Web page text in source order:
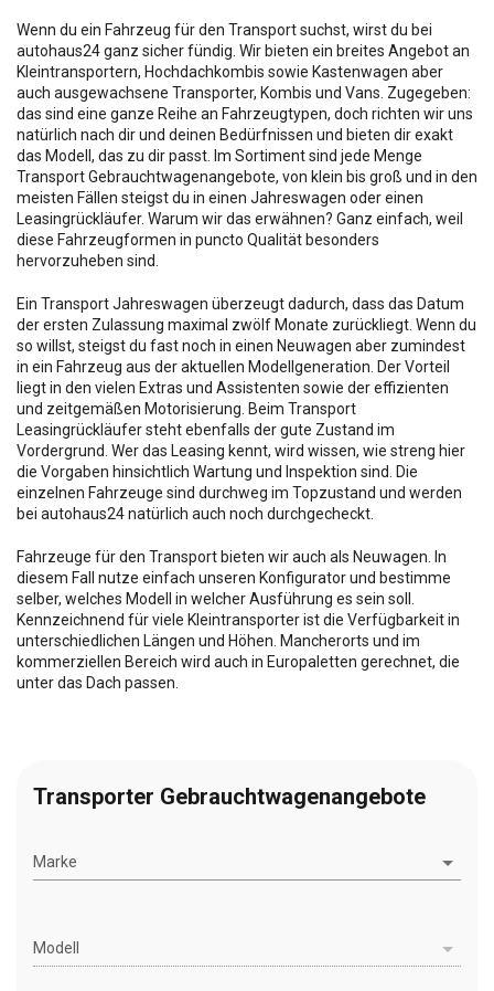
Wenn du ein Fahrzeug für den Transport suchst, wirst du bei
autohaus24 ganz sicher fündig. Wir bieten ein breites Angebot an
Kleintransportern, Hochdachkombis sowie Kastenwagen aber
auch ausgewachsene Transporter, Kombis und Vans. Zugegeben:
das sind eine ganze Reihe an Fahrzeugtypen, doch richten wir uns
natürlich nach dir und deinen Bedürfnissen und bieten dir exakt
das Modell, das zu dir passt. Im Sortiment sind jede Menge
Transport Gebrauchtwagenangebote, von klein bis groß und in den
meisten Fällen steigst du in einen Jahreswagen oder einen
Leasingrückläufer. Warum wir das erwähnen? Ganz einfach, weil
diese Fahrzeugformen in puncto Qualität besonders
hervorzuheben sind.
Ein Transport Jahreswagen überzeugt dadurch, dass das Datum
der ersten Zulassung maximal zwölf Monate zurückliegt. Wenn du
so willst, steigst du fast noch in einen Neuwagen aber zumindest
in ein Fahrzeug aus der aktuellen Modellgeneration. Der Vorteil
liegt in den vielen Extras und Assistenten sowie der effizienten
und zeitgemäßen Motorisierung. Beim Transport
Leasingrückläufer steht ebenfalls der gute Zustand im
Vordergrund. Wer das Leasing kennt, wird wissen, wie streng hier
die Vorgaben hinsichtlich Wartung und Inspektion sind. Die
einzelnen Fahrzeuge sind durchweg im Topzustand und werden
bei autohaus24 natürlich auch noch durchgecheckt.
Fahrzeuge für den Transport bieten wir auch als Neuwagen. In
diesem Fall nutze einfach unseren Konfigurator und bestimme
selber, welches Modell in welcher Ausführung es sein soll.
Kennzeichnend für viele Kleintransporter ist die Verfügbarkeit in
unterschiedlichen Längen und Höhen. Mancherorts und im
kommerziellen Bereich wird auch in Europaletten gerechnet, die
unter das Dach passen.
Transporter Gebrauchtwagenangebote
Marke
Modell